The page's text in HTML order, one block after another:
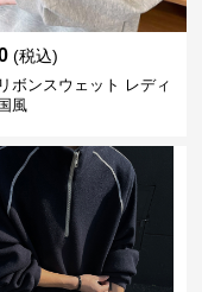
(税込)
ボンスウェット レディ
風